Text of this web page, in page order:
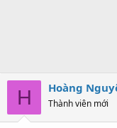
H Hoàng
Thành viên mới